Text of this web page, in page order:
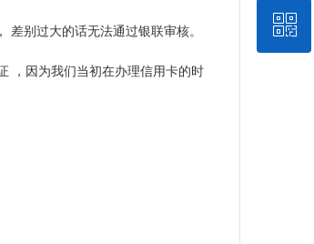
别过大的话无法通过银联审核。
，因为我们当初在办理信用卡的时
QQ客服
ꀥ